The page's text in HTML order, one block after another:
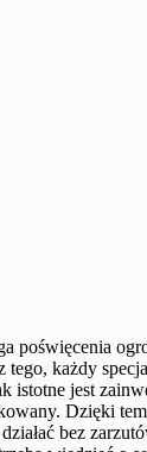
poświęcenia
tego, każdy
istotne jest
Dzięki
bez